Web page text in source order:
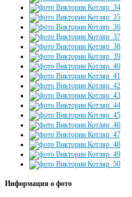
Информация о фото